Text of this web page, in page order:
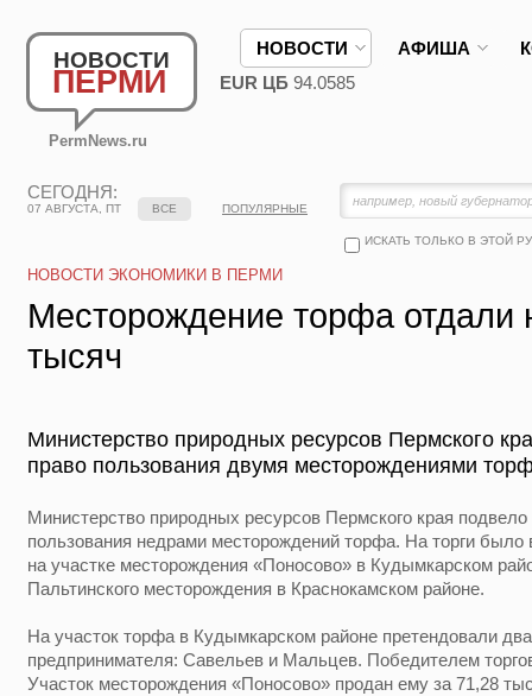
НОВОСТИ
ПЕРМИ
PermNews.ru
НОВОСТИ АФИША
EUR ЦБ 94.0585
СЕГОДНЯ:
07 АВГУСТА, ПТ
ИСКАТЬ ТОЛЬКО В ЭТОЙ
ВСЕ ПОПУЛЯРНЫЕ
НОВОСТИ ЭКОНОМИКИ В ПЕРМИ
Месторождение торфа отдали
тысяч
Министерство природных ресурсов Пермского
право пользования двумя месторождениями
Министерство природных ресурсов Пермского края подвело
пользования недрами месторождений торфа. На торги
на участке месторождения «Поносово» в Кудымкарском
Пальтинского месторождения в Краснокамском районе.
На участок торфа в Кудымкарском районе претендовали
предпринимателя: Савельев и Мальцев. Победителем
Участок месторождения «Поносово» продан ему за 71,28